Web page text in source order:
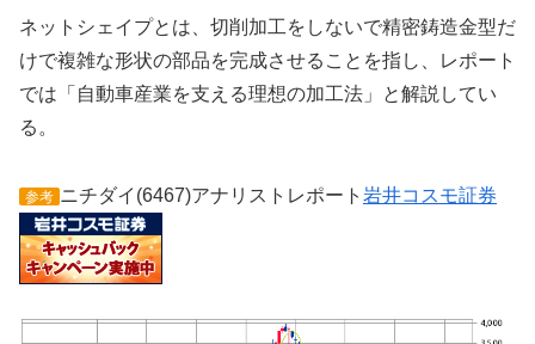
ネットシェイプとは、切削加工をしないで精密鋳造金型だ
けで複雑な形状の部品を完成させることを指し、レポート
では「自動車産業を支える理想の加工法」と解説してい
る。
参考 ニチダイ(6467)アナリストレポート 岩井コスモ証券